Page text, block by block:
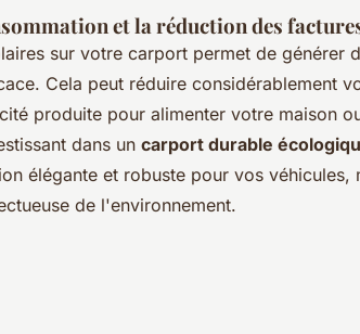
et la réduction des
sur votre carport permet de générer
Cela peut réduire considérablement
produite pour alimenter votre maison
dans un carport durable
élégante et robuste pour vos véhicules,
de l'environnement.